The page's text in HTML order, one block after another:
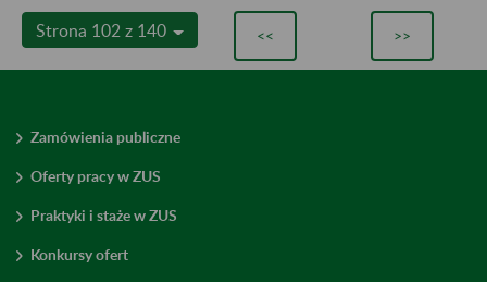
Strona 102 z 140 << >>
Zamówienia publiczne
Oferty pracy w ZUS
Praktyki i staże w ZUS
Konkursy ofert